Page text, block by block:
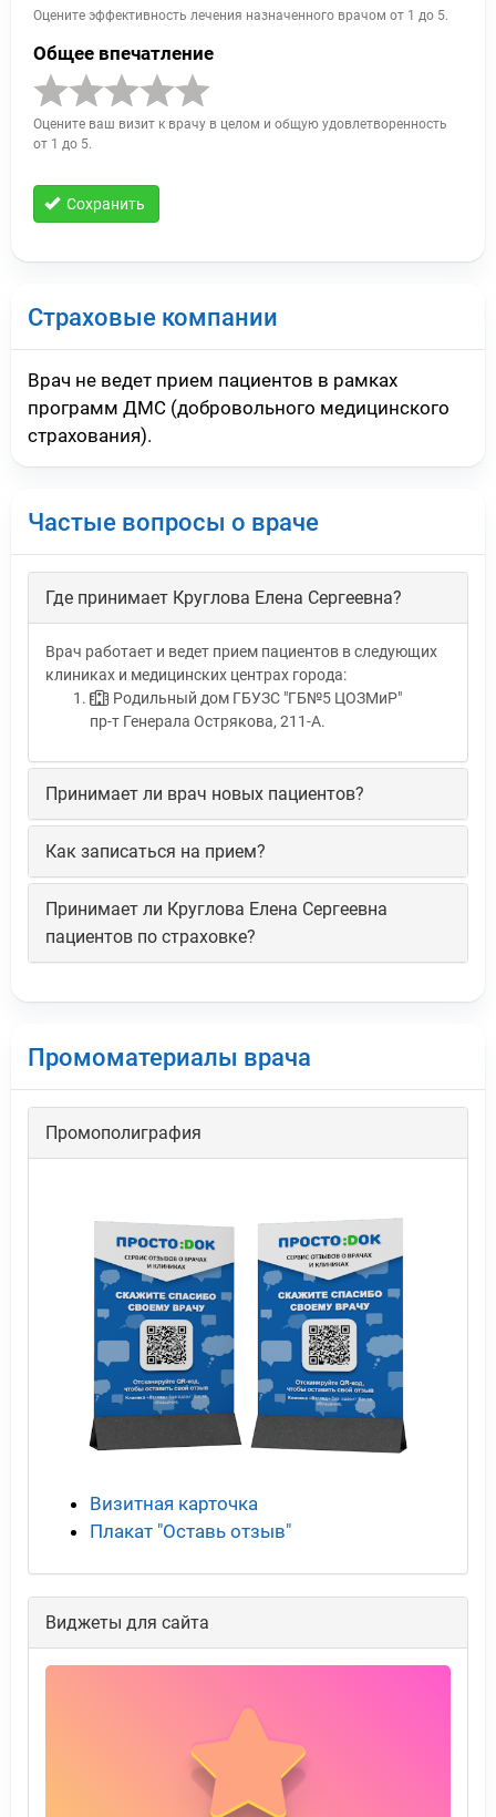
Оцените эффективность лечения назначенного врачом от 1 до 5.
Общее впечатление
Оцените ваш визит к врачу в целом и общую удовлетворенность
от 1 до 5.
Сохранить
Страховые компании
Врач не ведет прием пациентов в рамках
программ ДМС (добровольного медицинского
страхования).
Частые вопросы о враче
Где принимает Круглова Елена Сергеевна?
Врач работает и ведет прием пациентов в следующих
клиниках и медицинских центрах города:
Родильный дом ГБУЗС "ГБ№5 ЦОЗМиР"
пр-т Генерала Острякова, 211-А.
Принимает ли врач новых пациентов?
Как записаться на прием?
Принимает ли Круглова Елена Сергеевна
пациентов по страховке?
Промоматериалы врача
Промополиграфия
Визитная карточка
Плакат "Оставь отзыв"
Виджеты для сайта